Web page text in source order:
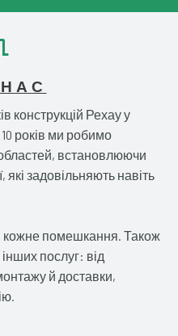
конструкцій Рехау у
років ми робимо
встановлюючи
які задовільняють навіть
кожне помешкання. Також
послуг: від
й доставки,